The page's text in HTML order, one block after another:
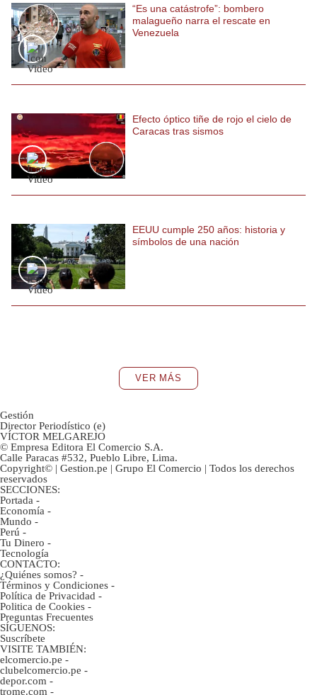
“Es una catástrofe”: bombero
malagueño narra el rescate en
Venezuela
Efecto óptico tiñe de rojo el cielo de
Caracas tras sismos
EEUU cumple 250 años: historia y
símbolos de una nación
VER MÁS
Gestión
Director Periodístico (e)
VÍCTOR MELGAREJO
© Empresa Editora El Comercio S.A.
Calle Paracas #532, Pueblo Libre, Lima.
Copyright© | Gestion.pe | Grupo El Comercio | Todos los derechos
reservados
SECCIONES:
Portada -
Economía -
Mundo -
Perú -
Tu Dinero -
Tecnología
CONTACTO:
¿Quiénes somos? -
Términos y Condiciones -
Política de Privacidad -
Politica de Cookies -
Preguntas Frecuentes
SÍGUENOS:
Suscríbete
VISITE TAMBIÉN:
elcomercio.pe -
clubelcomercio.pe -
depor.com -
trome.com -